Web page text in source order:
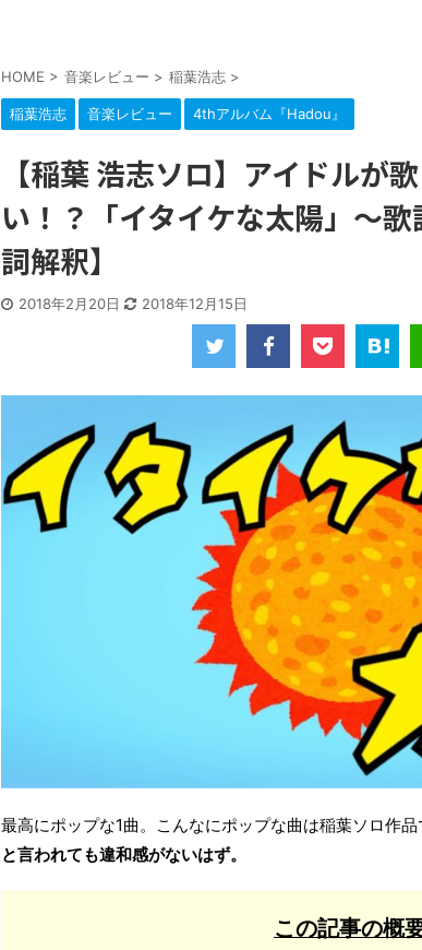
HOME > 音楽レビュー > 稲葉浩志 >
稲葉浩志 音楽レビュー 4thアルバム『Hadou』
【稲葉 浩志ソロ】アイドルが
い！？「イタイケな太陽」～
詞解釈】
2018年2月20日 2018年12月15日
最高にポップな1曲。こんなにポップな曲は稲葉ソロ作品
と言われても違和感がないはず。
この記事の概